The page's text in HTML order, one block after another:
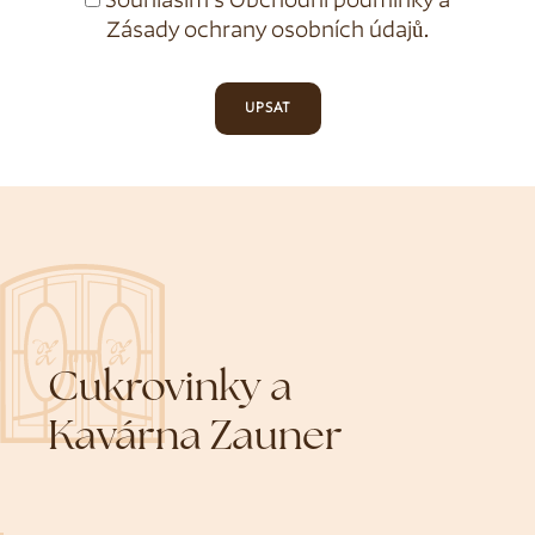
Zásady ochrany osobních údajů.
UPSAT
Cukrovinky a
Kavárna Zauner